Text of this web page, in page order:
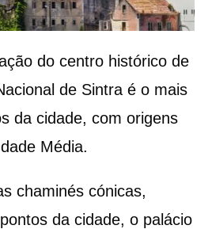
do centro histórico de
de Sintra é o mais
da cidade, com origens
Média.
chaminés cónicas,
da cidade, o palácio